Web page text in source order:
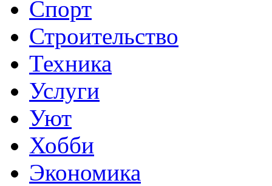
Спорт
Строительство
Техника
Услуги
Уют
Хобби
Экономика